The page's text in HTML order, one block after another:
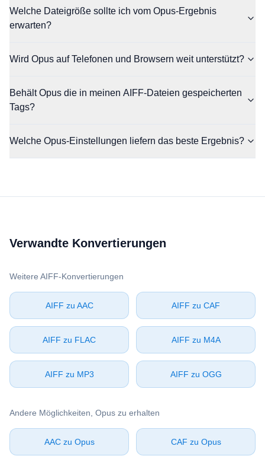
Welche Dateigröße sollte ich vom Opus-Ergebnis
erwarten?
Wird Opus auf Telefonen und Browsern weit unterstützt?
Behält Opus die in meinen AIFF-Dateien gespeicherten
Tags?
Welche Opus-Einstellungen liefern das beste Ergebnis?
Verwandte Konvertierungen
Weitere ⁦AIFF⁩-Konvertierungen
⁦AIFF⁩ zu ⁦AAC⁩ ⁦AIFF⁩ zu ⁦CAF⁩
⁦AIFF⁩ zu ⁦FLAC⁩ ⁦AIFF⁩ zu ⁦M4A⁩
⁦AIFF⁩ zu ⁦MP3⁩ ⁦AIFF⁩ zu ⁦OGG⁩
Andere Möglichkeiten, ⁦Opus⁩ zu erhalten
⁦AAC⁩ zu ⁦Opus⁩ ⁦CAF⁩ zu ⁦Opus⁩